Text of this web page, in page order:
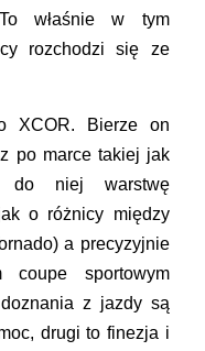
właśnie w tym
rozchodzi się ze
XCOR. Bierze on
po marce takiej jak
do niej warstwę
o różnicy między
a precyzyjnie
coupe sportowym
z jazdy są
drugi to finezja i